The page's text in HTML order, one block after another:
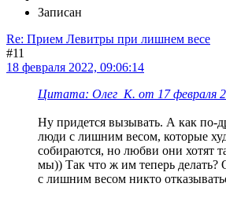
Записан
Re: Прием Левитры при лишнем весе
#11
18 февраля 2022, 09:06:14
Цитата: Олег_К. от 17 февраля
Ну придется вызывать. А как по-
люди с лишним весом, которые
собираются, но любви они хотят
мы)) Так что ж им теперь делать?
с лишним весом никто